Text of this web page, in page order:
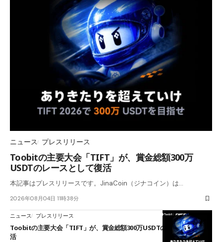
ニュース プレスリリース
Toobitの主要大会「TIFT」が、賞金総額300万
USDTのレースとして復活
本記事はプレスリリースです。JinaCoin（ジナコイン）は…
2026年08月04日 11時38分
ニュース プレスリリース
Toobitの主要大会「TIFT」が、賞金総額300万USDTのレースとして復
活